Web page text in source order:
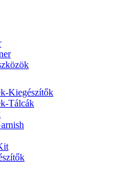
Kiegészítők
Tálcák